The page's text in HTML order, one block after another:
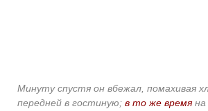
Минуту спустя он вбежал, помахивая
передней в гостиную; в то же время на